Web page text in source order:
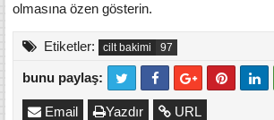
olmasına özen gösterin.
Etiketler: cilt bakimi
bunu paylaş:
URL
Yazdır
Email